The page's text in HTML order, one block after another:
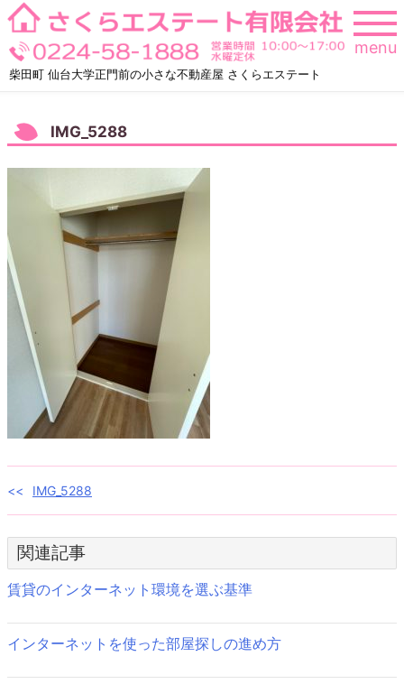
Skip
to
content
柴田町 仙台大学正門前の小さな不動産屋 さくらエステート
menu
IMG_5288
投
ナ
ビ
ゲ
ー
IMG_5288
関連記事
賃貸のインターネット環境を選ぶ基準
インターネットを使った部屋探しの進め方